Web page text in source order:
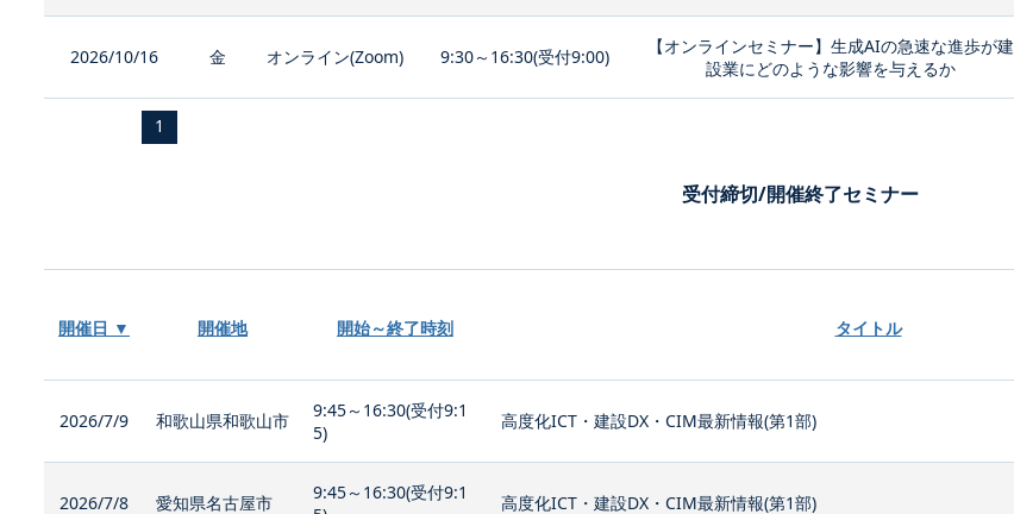
2026/10/16 金 オンライン(Zoom) 9:30～16:30(受付9:00)
【オンラインセミナー】生成AIの急速な進歩が建
設業にどのような影響を与えるか
1
受付締切/開催終了セミナー
開催日 ▼ 開催地 開始～終了時刻 タイトル
2026/7/9 和歌山県和歌山市
9:45～16:30(受付9:1
5)
高度化ICT・建設DX・CIM最新情報(第1部)
2026/7/8 愛知県名古屋市
9:45～16:30(受付9:1
高度化ICT・建設DX・CIM最新情報(第1部)